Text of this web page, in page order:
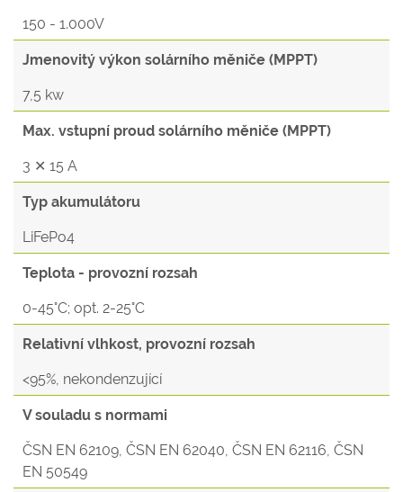
150 - 1.000V
Jmenovitý výkon solárního měniče (MPPT)
7,5 kw
Max. vstupní proud solárního měniče (MPPT)
3 ✕ 15 A
Typ akumulátoru
LiFePo4
Teplota - provozní rozsah
0-45°C; opt. 2-25°C
Relativní vlhkost, provozní rozsah
<95%, nekondenzující
V souladu s normami
ČSN EN 62109, ČSN EN 62040, ČSN EN 62116, ČSN
EN 50549